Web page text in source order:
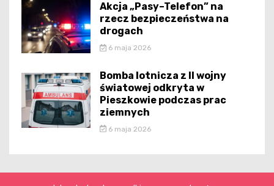
Akcja „Pasy–Telefon” na
rzecz bezpieczeństwa na
drogach
6 maja 2026
Bomba lotnicza z II wojny
światowej odkryta w
Pieszkowie podczas prac
ziemnych
6 maja 2026